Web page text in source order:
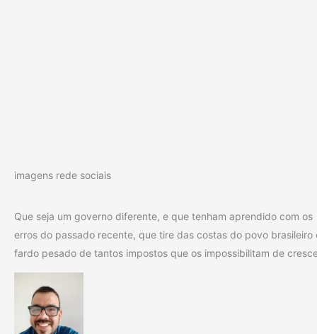
imagens rede sociais
Que seja um governo diferente, e que tenham aprendido com os
erros do passado recente, que tire das costas do povo brasileiro
fardo pesado de tantos impostos que os impossibilitam de